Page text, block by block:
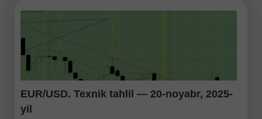
EUR/USD. Texnik tahlil — 20-noyabr, 2025-
yil